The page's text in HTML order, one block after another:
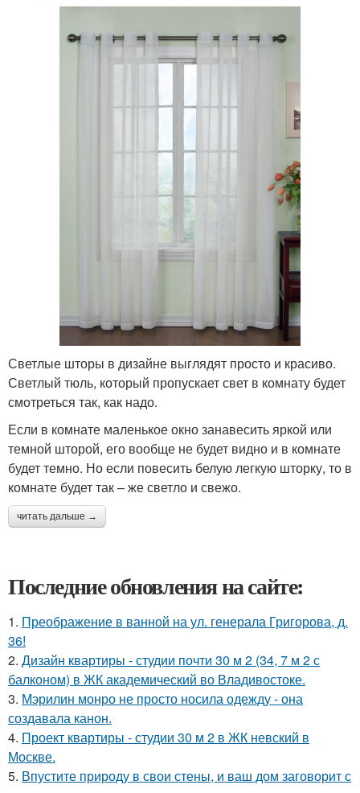
Светлые шторы в дизайне выглядят просто и красиво.
Светлый тюль, который пропускает свет в комнату будет
смотреться так, как надо.
Если в комнате маленькое окно занавесить яркой или
темной шторой, его вообще не будет видно и в комнате
будет темно. Но если повесить белую легкую шторку, то в
комнате будет так – же светло и свежо.
читать дальше →
Последние обновления на сайте:
1. Преображение в ванной на ул. генерала Григорова, д.
36!
2. Дизайн квартиры - студии почти 30 м 2 (34, 7 м 2 с
балконом) в ЖК академический во Владивостоке.
3. Мэрилин монро не просто носила одежду - она
создавала канон.
4. Проект квартиры - студии 30 м 2 в ЖК невский в
Москве.
5. Впустите природу в свои стены, и ваш дом заговорит с